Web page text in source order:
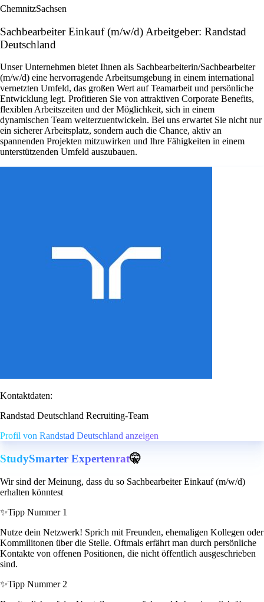
ChemnitzSachsen
Sachbearbeiter Einkauf (m/w/d) Arbeitgeber: Randstad
Deutschland
Unser Unternehmen bietet Ihnen als Sachbearbeiterin/Sachbearbeiter
(m/w/d) eine hervorragende Arbeitsumgebung in einem international
vernetzten Umfeld, das großen Wert auf Teamarbeit und persönliche
Entwicklung legt. Profitieren Sie von attraktiven Corporate Benefits,
flexiblen Arbeitszeiten und der Möglichkeit, sich in einem
dynamischen Team weiterzuentwickeln. Bei uns erwartet Sie nicht nur
ein sicherer Arbeitsplatz, sondern auch die Chance, aktiv an
spannenden Projekten mitzuwirken und Ihre Fähigkeiten in einem
unterstützenden Umfeld auszubauen.
Kontaktdaten:
Randstad Deutschland Recruiting-Team
Profil von Randstad Deutschland anzeigen
StudySmarter Expertenrat🤫
Wir sind der Meinung, dass du so Sachbearbeiter Einkauf (m/w/d)
erhalten könntest
✨Tipp Nummer 1
Nutze dein Netzwerk! Sprich mit Freunden, ehemaligen Kollegen oder
Kommilitonen über die Stelle. Oftmals erfährt man durch persönliche
Kontakte von offenen Positionen, die nicht öffentlich ausgeschrieben
sind.
✨Tipp Nummer 2